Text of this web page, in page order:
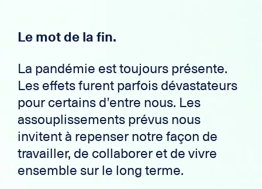
Le mot de la fin.
La pandémie est toujours présente.
Les effets furent parfois dévastateurs
pour certains d’entre nous. Les
assouplissements prévus nous
invitent à repenser notre façon de
travailler, de collaborer et de vivre
ensemble sur le long terme.